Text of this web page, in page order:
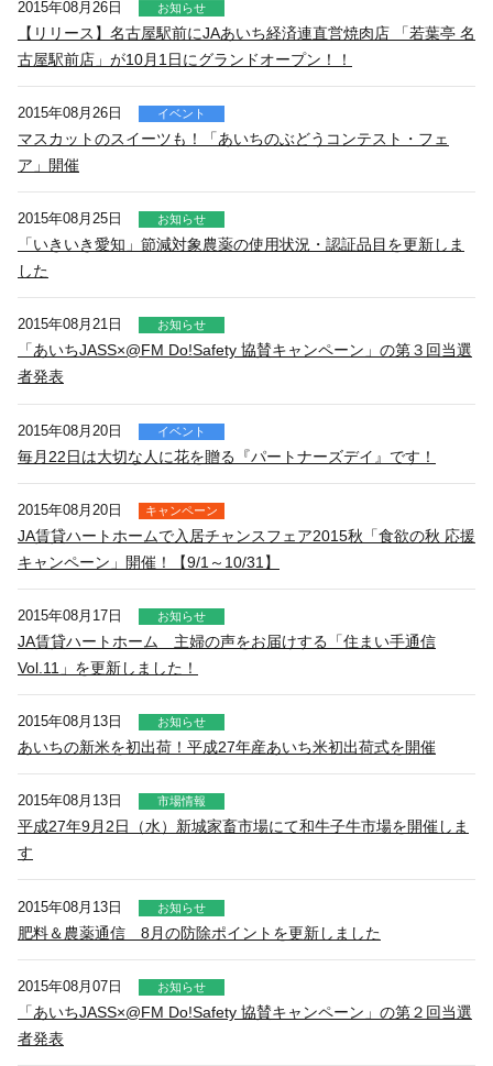
2015年08月26日 お知らせ
【リリース】名古屋駅前にJAあいち経済連直営焼肉店 「若葉亭 名
古屋駅前店」が10月1日にグランドオープン！！
2015年08月26日 イベント
マスカットのスイーツも！「あいちのぶどうコンテスト・フェ
ア」開催
2015年08月25日 お知らせ
「いきいき愛知」節減対象農薬の使用状況・認証品目を更新しま
した
2015年08月21日 お知らせ
「あいちJASS×@FM Do!Safety 協賛キャンペーン」の第３回当選
者発表
2015年08月20日 イベント
毎月22日は大切な人に花を贈る『パートナーズデイ』です！
2015年08月20日 キャンペーン
JA賃貸ハートホームで入居チャンスフェア2015秋「食欲の秋 応援
キャンペーン」開催！【9/1～10/31】
2015年08月17日 お知らせ
JA賃貸ハートホーム 主婦の声をお届けする「住まい手通信
Vol.11」を更新しました！
2015年08月13日 お知らせ
あいちの新米を初出荷！平成27年産あいち米初出荷式を開催
2015年08月13日 市場情報
平成27年9月2日（水）新城家畜市場にて和牛子牛市場を開催しま
す
2015年08月13日 お知らせ
肥料＆農薬通信 8月の防除ポイントを更新しました
2015年08月07日 お知らせ
「あいちJASS×@FM Do!Safety 協賛キャンペーン」の第２回当選
者発表